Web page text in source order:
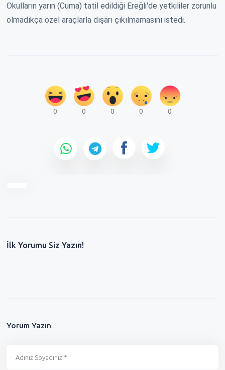
Okulların yarın (Cuma) tatil edildiği Ereğli'de yetkililer zorunlu
olmadıkça özel araçlarla dışarı çıkılmamasını istedi.
0 0 0 0 0
İlk Yorumu Siz Yazın!
Yorum Yazın